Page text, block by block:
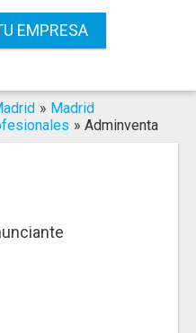
EMPRESA
» Madrid
» Adminventa